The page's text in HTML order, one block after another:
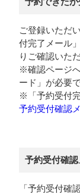
ご登録いただ
付完了メール
りご確認いた
※確認ページ
ード」が必要
※「予約受付
予約受付確認
予約受付確
「予約受付確